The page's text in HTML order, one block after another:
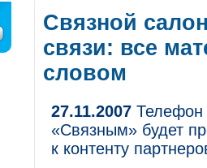
Связной
связи: все
словом
27.11.2007 Телефон
«Связным» будет
к контенту